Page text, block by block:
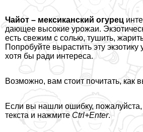
Чайот – мексиканский огурец
дающее высокие урожаи.
есть свежим с солью, тушить,
Попробуйте вырастить эту экзотику
хотя бы ради интереса.
Возможно, вам стоит почитать, как
Если вы нашли ошибку,
текста и нажмите Ctrl+Enter.